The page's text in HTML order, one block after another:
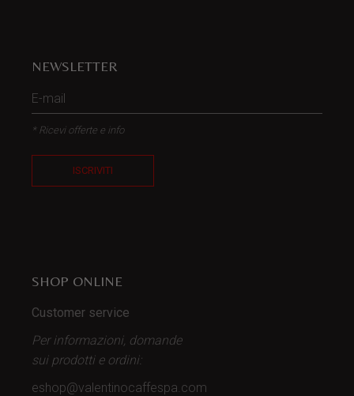
NEWSLETTER
* Ricevi offerte e info
ISCRIVITI
SHOP ONLINE
Customer service
Per informazioni, domande
sui prodotti e ordini:
eshop@valentinocaffespa.com